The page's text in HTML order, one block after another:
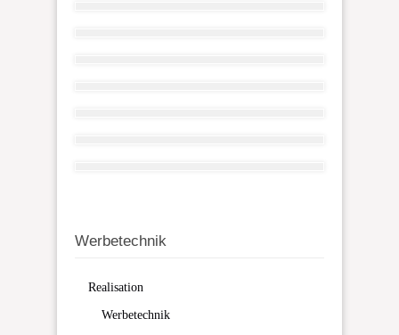
Werbetechnik
Realisation
Werbetechnik